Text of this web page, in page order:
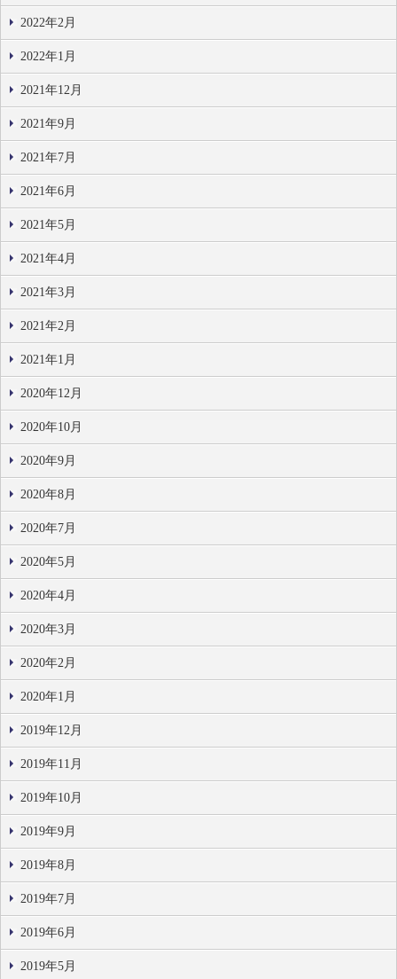
2022年2月
2022年1月
2021年12月
2021年9月
2021年7月
2021年6月
2021年5月
2021年4月
2021年3月
2021年2月
2021年1月
2020年12月
2020年10月
2020年9月
2020年8月
2020年7月
2020年5月
2020年4月
2020年3月
2020年2月
2020年1月
2019年12月
2019年11月
2019年10月
2019年9月
2019年8月
2019年7月
2019年6月
2019年5月